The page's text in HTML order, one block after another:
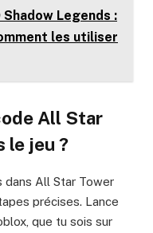
Legends :
les utiliser
All Star
le jeu ?
dans All Star Tower
précises. Lance
que tu sois sur